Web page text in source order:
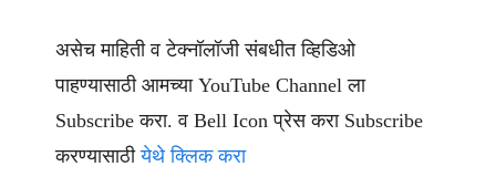
असेच माहिती व टेक्नॉलॉजी संबधीत व्हिडिओ
पाहण्यासाठी आमच्या YouTube Channel ला
Subscribe करा. व Bell Icon प्रेस करा Subscribe
करण्यासाठीयेथे क्लिक करा